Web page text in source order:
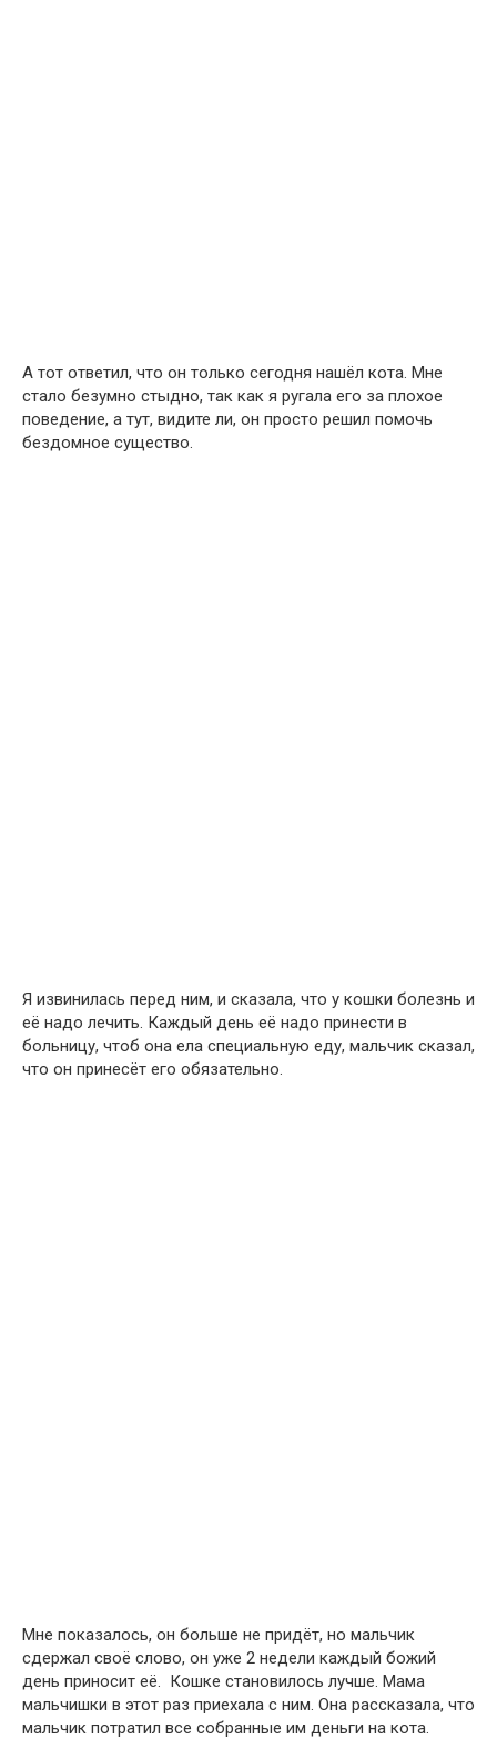
А тот ответил, что он только сегодня нашёл кота. Мне
стало безумно стыдно, так как я ругала его за плохое
поведение, а тут, видите ли, он просто решил помочь
бездомное существо.
Я извинилась перед ним, и сказала, что у кошки болезнь и
её надо лечить. Каждый день её надо принести в
больницу, чтоб она ела специальную еду, мальчик сказал,
что он принесёт его обязательно.
Мне показалось, он больше не придёт, но мальчик
сдержал своё слово, он уже 2 недели каждый божий
день приносит её. Кошке становилось лучше. Мама
мальчишки в этот раз приехала с ним. Она рассказала, что
мальчик потратил все собранные им деньги на кота.